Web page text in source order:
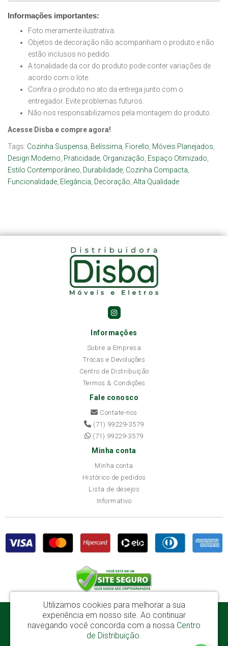
Informações importantes:
Foto meramente ilustrativa.
Objetos de decoração não acompanham o produto e não
estão inclusos no pedido.
A tonalidade da cor do produto pode conter variações de
acordo com o lote.
Confira o produto no ato da entrega junto com o
entregador. Evite problemas futuros.
Não nos responsabilizamos pela montagem do produto.
Acesse Disba e compre agora!
Tags: Cozinha Suspensa Belíssima Fiorello Móveis Planejados
Design Moderno Praticidade Organização Espaço Otimizado
Estilo Contemporâneo Durabilidade Cozinha Compacta
Funcionalidade Elegância Decoração Alta Qualidade
Informações
Sobre a Empresa
Trocas e Devoluções
Centro de Distribuição
Termos & Condições
Fale conosco
Contate-nos
(71) 99229-3579
(71) 99229-3579
Minha conta
Minha conta
Histórico de pedidos
Lista de desejos
Informativo
Disba Móveis Salvador Ltda - CNPJ: 52.081.184/0001-65
Av. Cardeal Avelar Brandão Villela, 2696 - Mata Escura - Salvador / BA - CEP:
41219-600
Utilizamos cookies para melhorar a sua
experiência em nosso site. Ao continuar
navegando você concorda com a nossa Centro
de Distribuição.